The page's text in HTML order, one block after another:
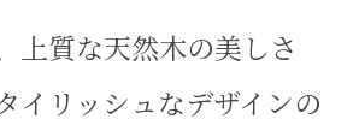
上質な天然木の美しさ
イリッシュなデザインの